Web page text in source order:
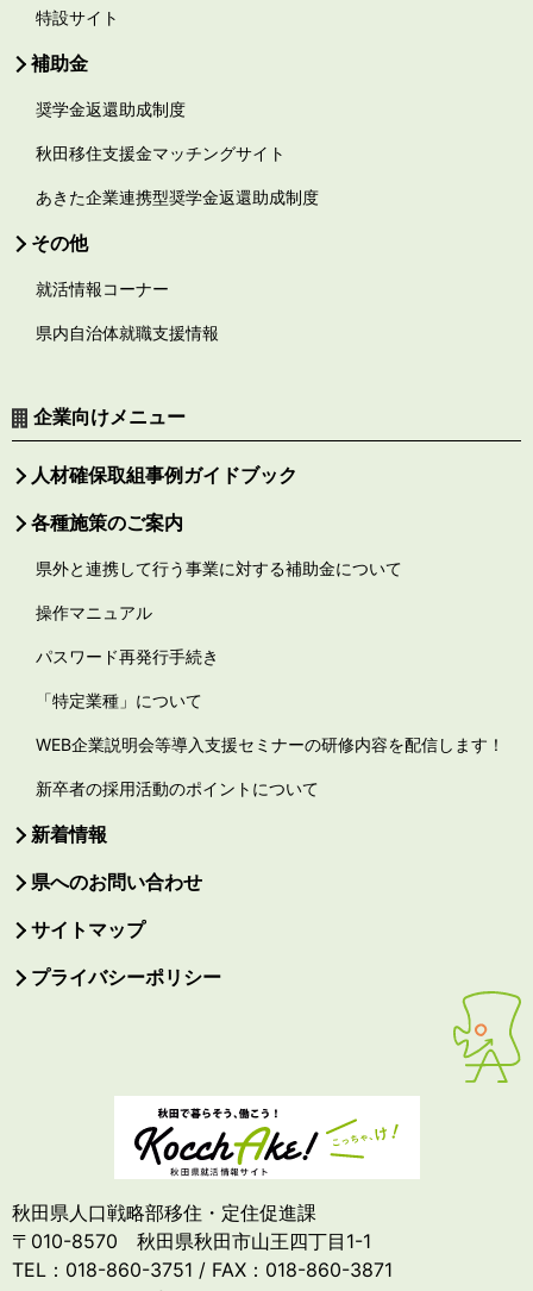
特設サイト
補助金
奨学金返還助成制度
秋田移住支援金マッチングサイト
あきた企業連携型奨学金返還助成制度
その他
就活情報コーナー
県内自治体就職支援情報
企業向けメニュー
人材確保取組事例ガイドブック
各種施策のご案内
県外と連携して行う事業に対する補助金について
操作マニュアル
パスワード再発行手続き
「特定業種」について
WEB企業説明会等導入支援セミナーの研修内容を配信します！
新卒者の採用活動のポイントについて
新着情報
県へのお問い合わせ
サイトマップ
プライバシーポリシー
秋田県人口戦略部移住・定住促進課
〒010-8570 秋田県秋田市山王四丁目1-1
TEL：018-860-3751 / FAX：018-860-3871